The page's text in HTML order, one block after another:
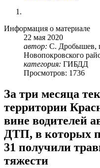
Информация о материале
22 мая 2020
автор: С. Дробышев,
Новопокровского
категория: ГИБДД
Просмотров: 1736
За три месяца
территории
вине водителей
ДТП, в которых
31 получили
тяжести